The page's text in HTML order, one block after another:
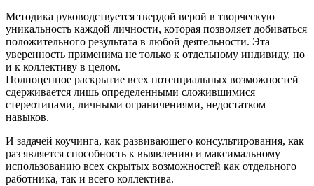
Методика руководствуется твердой верой в творческую
уникальность каждой личности, которая позволяет добиваться
положительного результата в любой деятельности. Эта
уверенность применима не только к отдельному индивиду, но
и к коллективу в целом.
Полноценное раскрытие всех потенциальных возможностей
сдерживается лишь определенными сложившимися
стереотипами, личными ограничениями, недостатком
навыков.
И задачей коучинга, как развивающего консультирования, как
раз является способность к выявлению и максимальному
использованию всех скрытых возможностей как отдельного
работника, так и всего коллектива.